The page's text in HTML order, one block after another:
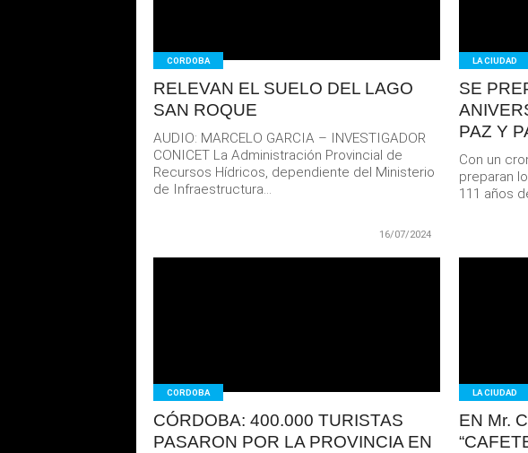
CORDOBA
RELEVAN EL SUELO DEL LAGO
SAN ROQUE
AUDIO: MARCELO GARCIA – INVESTIGADOR
CONICET La Administración Provincial de
Recursos Hídricos, dependiente del Ministerio
de Infraestructura...
16/07/2024
LA CIUDAD
SE
PAZ Y
Con un
preparan
111 años
CORDOBA
CÓRDOBA: 400.000 TURISTAS
PASARON POR LA PROVINCIA EN
LA CIUDAD
EN Mr.